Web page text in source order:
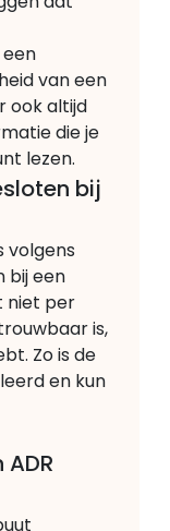
van een
ook altijd
die je
lezen.
bij
volgens
bij een
niet per
is,
Zo is de
en kun